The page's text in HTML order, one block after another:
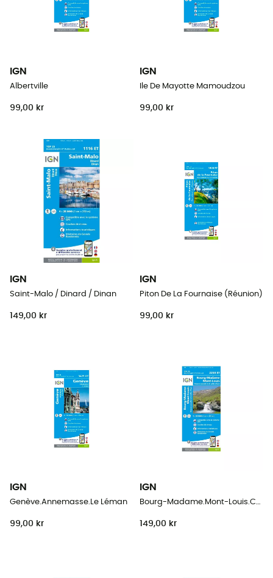
IGN
Albertville
99,00 kr
IGN
Ile De Mayotte Mamoudzou
99,00 kr
IGN
Saint-Malo / Dinard / Dinan
149,00 kr
IGN
Piton De La Fournaise (Réunion)
99,00 kr
IGN
Genève.Annemasse.Le Léman
99,00 kr
IGN
Bourg-Madame.Mont-Louis.Col De La Perche
149,00 kr